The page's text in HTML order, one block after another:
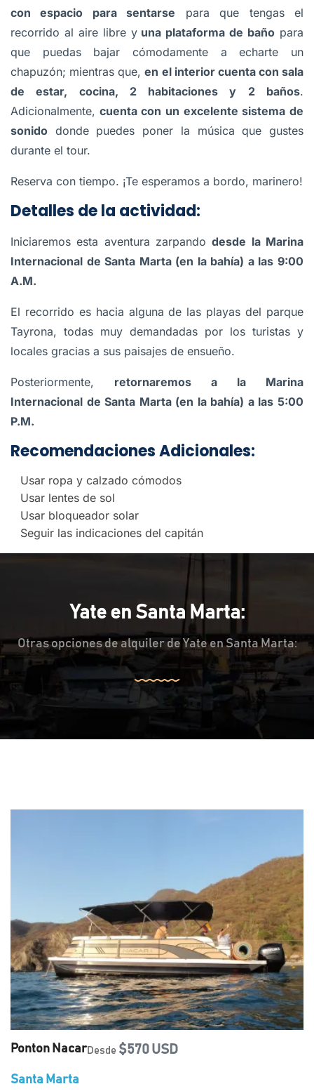
con espacio para sentarse para que tengas el
recorrido al aire libre yuna plataforma de baño para
que puedas bajar cómodamente a echarte un
chapuzón; mientras que,en el interior cuenta con sala
de estar, cocina, 2 habitaciones y 2 baños.
Adicionalmente, cuenta con un excelente sistema de
sonido donde puedes poner la música que gustes
durante el tour.
Reserva con tiempo. ¡Te esperamos a bordo, marinero!
Detalles de la actividad:
Iniciaremos esta aventura zarpandodesde la Marina
Internacional de Santa Marta (en la bahía) a las 9:00
A.M.
El recorrido es hacia alguna de las playas del parque
Tayrona, todas muy demandadas por los turistas y
locales gracias a sus paisajes de ensueño.
Posteriormente, retornaremos a la Marina
Internacional de Santa Marta (en la bahía) a las 5:00
P.M.
Recomendaciones Adicionales:
Usar ropa y calzado cómodos
Usar lentes de sol
Usar bloqueador solar
Seguir las indicaciones del capitán
Yate en Santa Marta:
Otras opciones de alquiler de Yate en Santa Marta:
Ponton NacarDesde $570 USD
Santa Marta